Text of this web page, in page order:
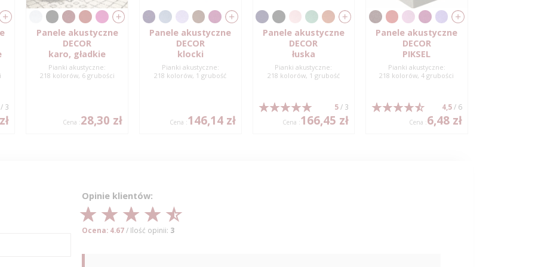
3
Panele akustyczne
DECOR
karo, gładkie
Pianki akustyczne:
218 kolorów, 6 grubości
Cena :28,30 zł
Panele akustyczne
DECOR
klocki
Pianki akustyczne:
218 kolorów, 1 grubość
Cena :146,14 zł
Panele akustyczne
DECOR
łuska
Pianki akustyczne:
218 kolorów, 1 grubość
5/ 3
Cena :166,45 zł
Panele akustyczne
DECOR
PIKSEL
Pianki akustyczne:
218 kolorów, 4 grubości
4,5/ 6
Cena :6,48 zł
Opinie klientów:
Ocena: 4.67/ Ilość opinii: 3